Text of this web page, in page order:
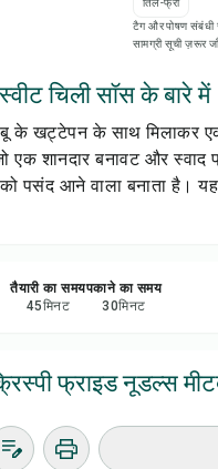
तिल-फ्री
टैग और पोषण संबंधी
सामग्री सूची ज़रूर
चिली सॉस के बारे में
के खट्टेपन के साथ मिलाकर
एक शानदार बनावट और
आने वाला बनाता है। यह
तैयारी का समय
45मिनट
पकाने का समय
30मिनट
फ्राइड नूडल्स